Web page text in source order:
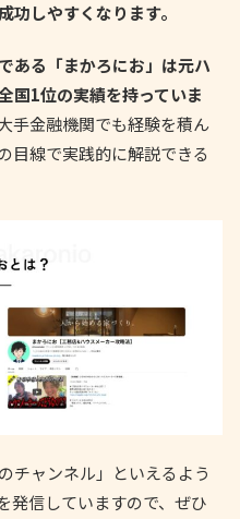
功しやすくなります。
ある「まかろにお」は元ハ
国1位の実績を持っていま
手金融機関でも経験を積ん
目線で実践的に解説できる
チャンネル」といえるよう
発信していますので、ぜひ